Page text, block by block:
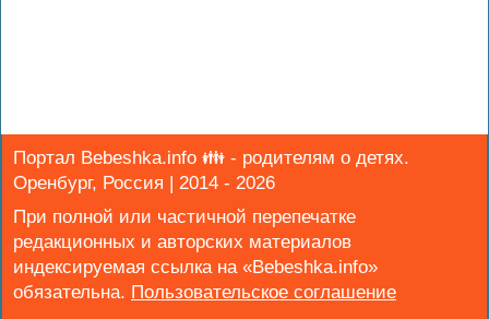
Портал Bebeshka.info 👪 - родителям о детях.
Оренбург, Россия | 2014 - 2026
При полной или частичной перепечатке
редакционных и авторских материалов
индексируемая ссылка на «Bebeshka.info»
обязательна.